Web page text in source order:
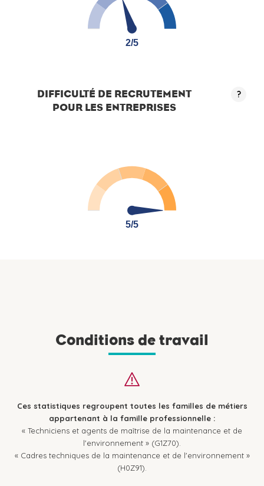
2/5
2/5
DIFFICULTÉ DE RECRUTEMENT
POUR LES ENTREPRISES
?
5/5
5/5
Conditions de travail
Ces statistiques regroupent toutes les familles de métiers
appartenant à la famille professionnelle :
« Techniciens et agents de maîtrise de la maintenance et de
l'environnement » (G1Z70).
« Cadres techniques de la maintenance et de l'environnement »
(H0Z91).